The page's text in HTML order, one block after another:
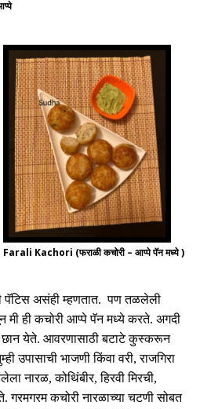
Farali Kachori (फराळी कचोरी – आप्पे पॅन मध्ये )
पॅटिस असंही म्हणतात.पण तळलेली
मी ही कचोरी आप्पे पॅन मध्ये करते. अगदी
येते. आवरणासाठी बटाटे कुस्करून
उपासाची भाजणी किंवा वरी,राजगिरा
नारळ,कोथिंबीर,हिरवी मिरची,
.गरमगरम कचोरी नारळाच्या चटणी सोबत